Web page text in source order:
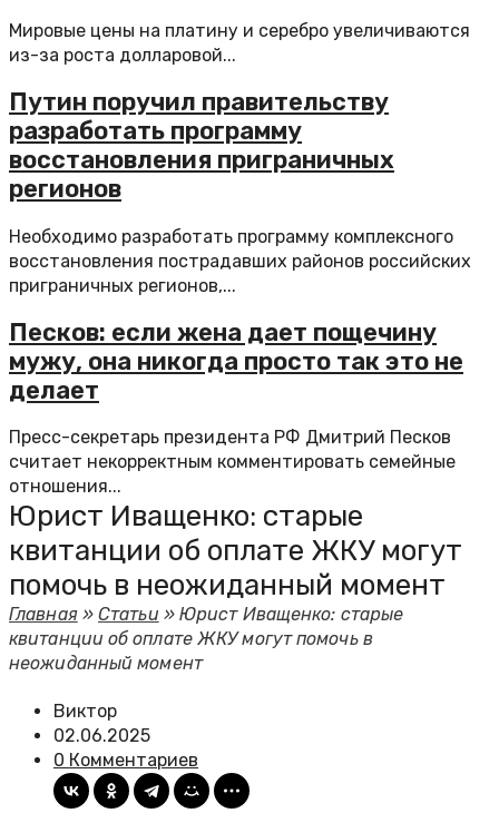
Мировые цены на платину и серебро увеличиваются
из-за роста долларовой...
Путин поручил правительству
разработать программу
восстановления приграничных
регионов
Необходимо разработать программу комплексного
восстановления пострадавших районов российских
приграничных регионов,...
Песков: если жена дает пощечину
мужу, она никогда просто так это не
делает
Пресс-секретарь президента РФ Дмитрий Песков
считает некорректным комментировать семейные
отношения...
Юрист Иващенко: старые
квитанции об оплате ЖКУ могут
помочь в неожиданный момент
Главная»Статьи » Юрист Иващенко: старые
квитанции об оплате ЖКУ могут помочь в
неожиданный момент
Виктор
02.06.2025
0 Комментариев